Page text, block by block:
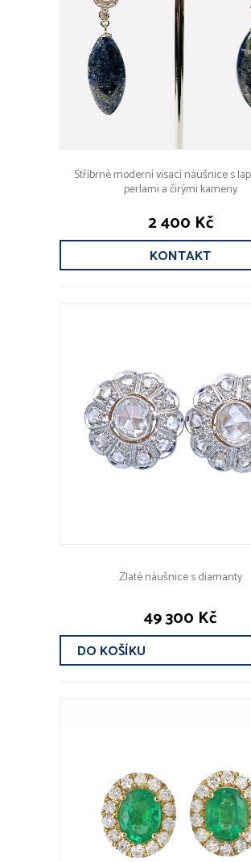
Stříbrné moderní visací náušnice s
perlami a čirými kameny
2 400 Kč
KONTAKT
Zlaté náušnice s diamanty
49 300 Kč
DO KOŠÍKU